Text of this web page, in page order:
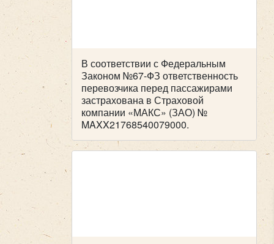
В соответствии с Федеральным
Законом №67-ФЗ ответственность
перевозчика перед пассажирами
застрахована в Страховой
компании «МАКС» (ЗАО) №
MAXX21768540079000.